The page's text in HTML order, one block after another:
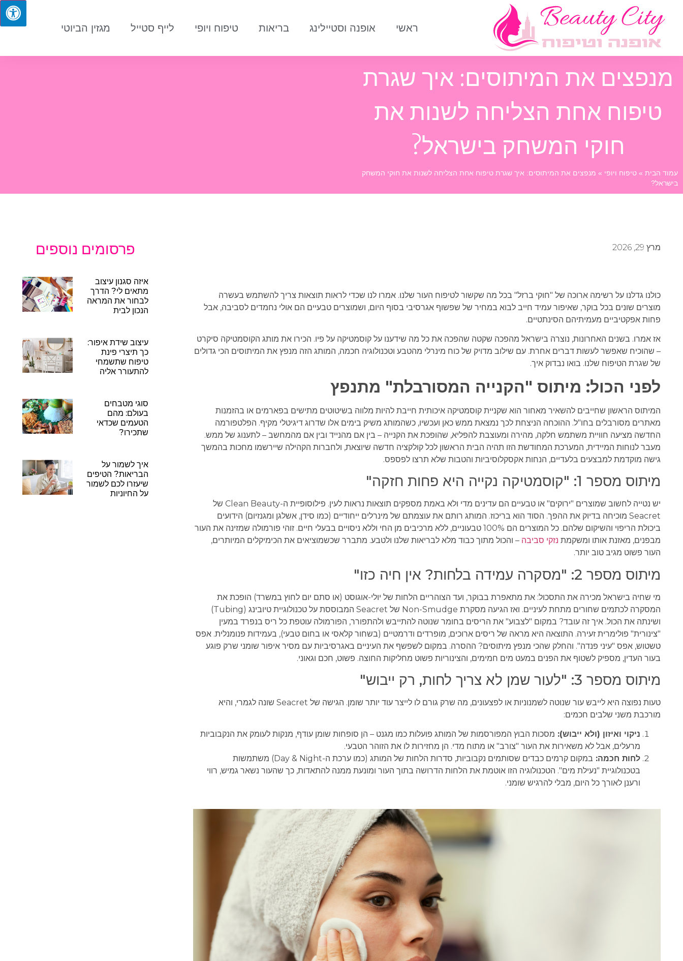
ראשי אופנה וסטיילינג בריאות טיפוח ויופי לייף סטייל מגזין הביוטי
מנפצים את המיתוסים: איך שגרת
טיפוח אחת הצליחה לשנות את
חוקי המשחק בישראל?
עמוד הבית » טיפוח ויופי » מנפצים את המיתוסים: איך שגרת טיפוח אחת הצליחה לשנות את חוקי המשחק
בישראל?
מרץ 29, 2026
כולנו גדלנו על רשימה ארוכה של "חוקי ברזל" בכל מה שקשור לטיפוח העור שלנו. אמרו לנו שכדי לראות תוצאות צריך להשתמש בעשרה
מוצרים שונים בכל בוקר, שאיפור עמיד חייב לבוא במחיר של שפשוף אגרסיבי בסוף היום, ושמוצרים טבעיים הם אולי נחמדים לסביבה, אבל
פחות אפקטיביים מעמיתיהם הסינתטיים.
אז אמרו. בשנים האחרונות, נוצרה בישראל מהפכה שקטה שהפכה את כל מה שידענו על קוסמטיקה על פיו. הכירו את מותג הקוסמטיקה סיקרט
– שהוכיח שאפשר לעשות דברים אחרת. עם שילוב מדויק של כוח מינרלי מהטבע וטכנולוגיה חכמה, המותג הזה מנפץ את המיתוסים הכי גדולים
של שגרת הטיפוח שלנו. בואו נבדוק איך.
לפני הכול: מיתוס "הקנייה המסורבלת" מתנפץ
המיתוס הראשון שחייבים להשאיר מאחור הוא שקניית קוסמטיקה איכותית חייבת להיות מלווה בשיטוטים מתישים בפארמים או בהזמנות
מאתרים מסורבלים בחו"ל. ההוכחה הניצחת לכך נמצאת ממש כאן ועכשיו, כשהמותג משיק בימים אלו שדרוג דיגיטלי מקיף. הפלטפורמה
החדשה מציעה חוויית משתמש חלקה, מהירה ומעוצבת להפליא, שהופכת את הקנייה – בין אם מהנייד ובין אם מהמחשב – לתענוג של ממש.
מעבר לנוחות המיידית, המערכת המחודשת הזו תהיה הבית הראשון לכל קולקציה חדשה שיוצאת, ולחברות הקהילה שיירשמו מחכות בהמשך
גישה מוקדמת למבצעים בלעדיים, הנחות אקסקלוסיביות והטבות שלא תרצו לפספס.
מיתוס מספר 1: "קוסמטיקה נקייה היא פחות חזקה"
יש נטייה לחשוב שמוצרים "ירוקים" או טבעיים הם עדינים מדי ולא באמת מספקים תוצאות נראות לעין. פילוסופיית ה-Clean Beauty של
Seacret מוכיחה בדיוק את ההפך. הסוד הוא בריכוז. המותג רותם את עוצמתם של מינרלים ייחודיים (כמו סידן, אשלגן ומגנזיום) הידועים
ביכולת הריפוי והשיקום שלהם. כל המוצרים הם 100% טבעוניים, ללא מרכיבים מן החי וללא ניסויים בבעלי חיים. זוהי פורמולה שמזינה את העור
מבפנים, מאזנת אותו ומשקמת נזקי סביבה – והכול מתוך כבוד מלא לבריאות שלנו ולטבע. מתברר שכשמוציאים את הכימיקלים המיותרים,
העור פשוט מגיב טוב יותר.
מיתוס מספר 2: "מסקרה עמידה בלחות? אין חיה כזו"
מי שחיה בישראל מכירה את התסכול: את מתאפרת בבוקר, ועד הצוהריים הלחות של יולי-אוגוסט (או סתם יום לחוץ במשרד) הופכת את
המסקרה לכתמים שחורים מתחת לעיניים. ואז הגיעה מסקרת Non-Smudge של Seacret המבוססת על טכנולוגיית טיובינג (Tubing)
ושינתה את הכול. איך זה עובד? במקום "לצבוע" את הריסים בחומר שנוטה להתייבש ולהתפורר, הפורמולה עוטפת כל ריס בנפרד במעין
"צינורית" פולימרית זעירה. התוצאה היא מראה של ריסים ארוכים, מופרדים ודרמטיים (בשחור קלאסי או בחום טבעי), בעמידות פנומנלית. אפס
טשטוש, אפס "עיני פנדה". והחלק שהכי מנפץ מיתוסים? ההסרה. במקום לשפשף את העיניים באגרסיביות עם מסיר איפור שומני שרק פוגע
בעור העדין, מספיק לשטוף את הפנים במעט מים חמימים, והצינוריות פשוט מחליקות החוצה. פשוט, חכם וגאוני.
מיתוס מספר 3: "לעור שמן לא צריך לחות, רק ייבוש"
טעות נפוצה היא לייבש עור שנוטה לשמנוניות או לפצעונים, מה שרק גורם לו לייצר עוד יותר שומן. הגישה של Seacret שונה לגמרי, והיא
מורכבת משני שלבים חכמים:
ניקוי ואיזון (ולא ייבוש): מסכות הבוץ המפורסמות של המותג פועלות כמו מגנט – הן סופחות שומן עודף, מנקות לעומק את הנקבוביות
מרעלים, אבל לא משאירות את העור "צורב" או מתוח מדי. הן מחזירות לו את הזוהר הטבעי.
לחות חכמה:
במקום קרמים כבדים שסותמים נקבוביות, סדרות הלחות של המותג (כמו ערכת ה-Day & Night) משתמשות
בטכנולוגיית "נעילת מים". הטכנולוגיה הזו אוטמת את הלחות הדרושה בתוך העור ומונעת ממנה להתאדות, כך שהעור נשאר גמיש, רווי
ורענן לאורך כל היום, מבלי להרגיש שומני.
פרסומים נוספים
איזה סגנון עיצוב
מתאים לי? הדרך
לבחור את המראה
הנכון לבית
עיצוב שידת איפור:
כך תיצרי פינת
טיפוח שתשמחי
להתעורר אליה
סוגי מטבחים
בעולם: מהם
הטעמים שכדאי
שתכירו?
איך לשמור על
הבריאות? הטיפים
שיעזרו לכם לשמור
על החיוניות